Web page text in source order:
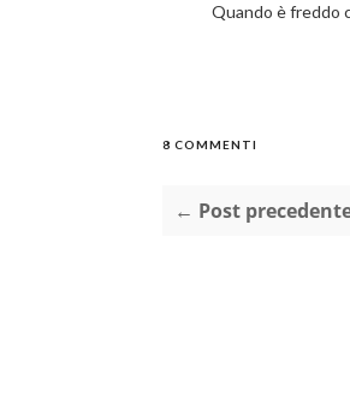
Quando è freddo
8 COMMENTI
← Post